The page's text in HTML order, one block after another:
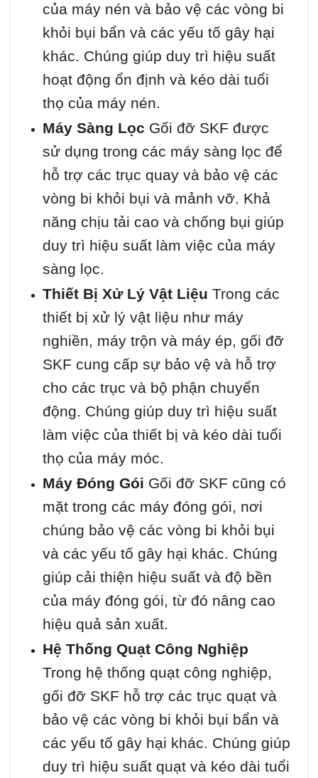
của máy nén và bảo vệ các vòng bi
khỏi bụi bẩn và các yếu tố gây hại
khác. Chúng giúp duy trì hiệu suất
hoạt động ổn định và kéo dài tuổi
thọ của máy nén.
Máy Sàng Lọc Gối đỡ SKF được
sử dụng trong các máy sàng lọc để
hỗ trợ các trục quay và bảo vệ các
vòng bi khỏi bụi và mảnh vỡ. Khả
năng chịu tải cao và chống bụi giúp
duy trì hiệu suất làm việc của máy
sàng lọc.
Thiết Bị Xử Lý Vật Liệu Trong các
thiết bị xử lý vật liệu như máy
nghiền, máy trộn và máy ép, gối đỡ
SKF cung cấp sự bảo vệ và hỗ trợ
cho các trục và bộ phận chuyển
động. Chúng giúp duy trì hiệu suất
làm việc của thiết bị và kéo dài tuổi
thọ của máy móc.
Máy Đóng Gói Gối đỡ SKF cũng có
mặt trong các máy đóng gói, nơi
chúng bảo vệ các vòng bi khỏi bụi
và các yếu tố gây hại khác. Chúng
giúp cải thiện hiệu suất và độ bền
của máy đóng gói, từ đó nâng cao
hiệu quả sản xuất.
Hệ Thống Quạt Công Nghiệp
Trong hệ thống quạt công nghiệp,
gối đỡ SKF hỗ trợ các trục quạt và
bảo vệ các vòng bi khỏi bụi bẩn và
các yếu tố gây hại khác. Chúng giúp
duy trì hiệu suất quạt và kéo dài tuổi